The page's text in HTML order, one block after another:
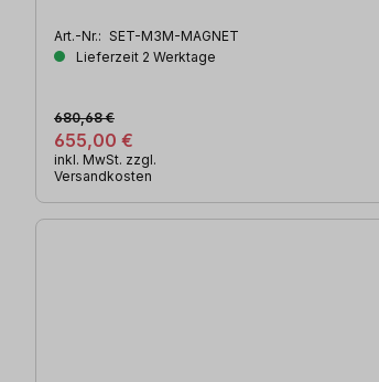
Art.-Nr.: SET-M3M-MAGNET
Lieferzeit 2 Werktage
655,00 €
680,68 €
inkl. MwSt. zzgl.
Versandkosten